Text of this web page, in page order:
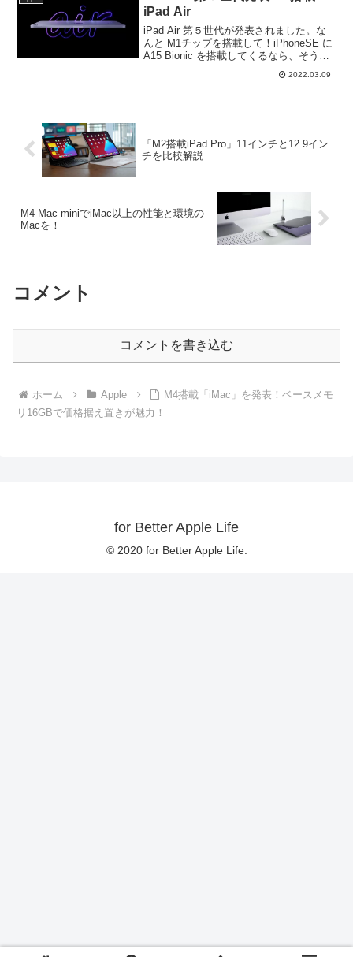
あるのか、、、
iPad Air
iPad Air 第５世代が発表されました。な
んと M1チップを搭載して！iPhoneSE に
A15 Bionic を搭載してくるなら、そうな
りますよね！MacBook Air にも M1搭載
しているのですから！今回は発表発表ば
2022.03.09
「M2搭載iPad Pro」11インチと12.9イン
チを比較解説
M4 Mac miniでiMac以上の性能と環境の
Macを！
コメント
コメントを書き込む
ホーム Apple
M4搭載「iMac」を発表！ベースメモ
リ16GBで価格据え置きが魅力！
for Better Apple Life
© 2020 for Better Apple Life.